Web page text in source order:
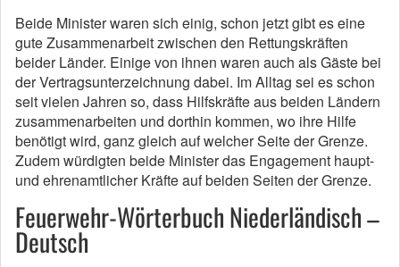
Beide Minister waren sich einig, schon jetzt gibt es eine
gute Zusammenarbeit zwischen den Rettungskräften
beider Länder. Einige von ihnen waren auch als Gäste bei
der Vertragsunterzeichnung dabei. Im Alltag sei es schon
seit vielen Jahren so, dass Hilfskräfte aus beiden Ländern
zusammenarbeiten und dorthin kommen, wo ihre Hilfe
benötigt wird, ganz gleich auf welcher Seite der Grenze.
Zudem würdigten beide Minister das Engagement haupt-
und ehrenamtlicher Kräfte auf beiden Seiten der Grenze.
Feuerwehr-Wörterbuch Niederländisch –
Deutsch